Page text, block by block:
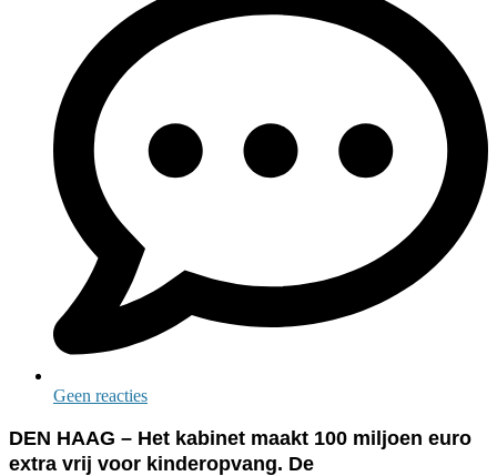
Geen reacties
DEN HAAG – Het kabinet maakt 100 miljoen euro
extra vrij voor kinderopvang. De